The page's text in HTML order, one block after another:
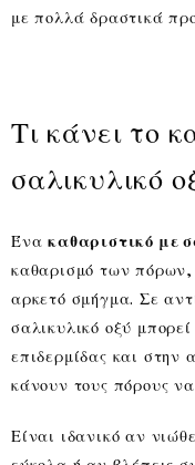
με πολλά δραστικά
Τι κάνει το
σαλικυλικό
Ένακαθαριστικό με
καθαρισμό των πόρων,
αρκετό σμήγμα. Σε
σαλικυλικό οξύ
επιδερμίδας και
κάνουν τους πόρους
Είναι ιδανικό αν